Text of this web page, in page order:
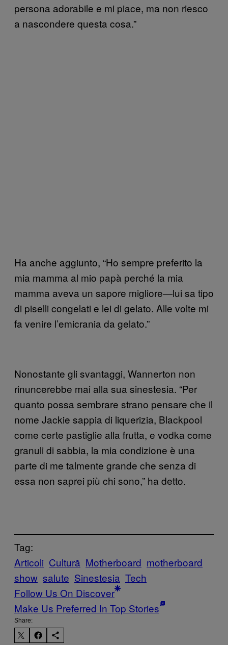
persona adorabile e mi piace, ma non riesco
a nascondere questa cosa.”
Ha anche aggiunto, “Ho sempre preferito la
mia mamma al mio papà perché la mia
mamma aveva un sapore migliore—lui sa tipo
di piselli congelati e lei di gelato. Alle volte mi
fa venire l’emicrania da gelato.”
Nonostante gli svantaggi, Wannerton non
rinuncerebbe mai alla sua sinestesia. “Per
quanto possa sembrare strano pensare che il
nome Jackie sappia di liquerizia, Blackpool
come certe pastiglie alla frutta, e vodka come
granuli di sabbia, la mia condizione è una
parte di me talmente grande che senza di
essa non saprei più chi sono,” ha detto.
Tag:
Articoli Cultură Motherboard motherboard
show salute Sinestesia Tech
Follow Us On Discover
Make Us Preferred In Top Stories
Share: